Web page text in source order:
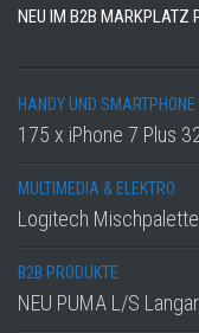
NEU IM B2B MARKPLATZ
HANDY UND SMARTPHONE
175 x iPhone 7 Plus
MULTIMEDIA & ELEKTRO
Logitech
B2B PRODUKTE
NEU PUMA L/S